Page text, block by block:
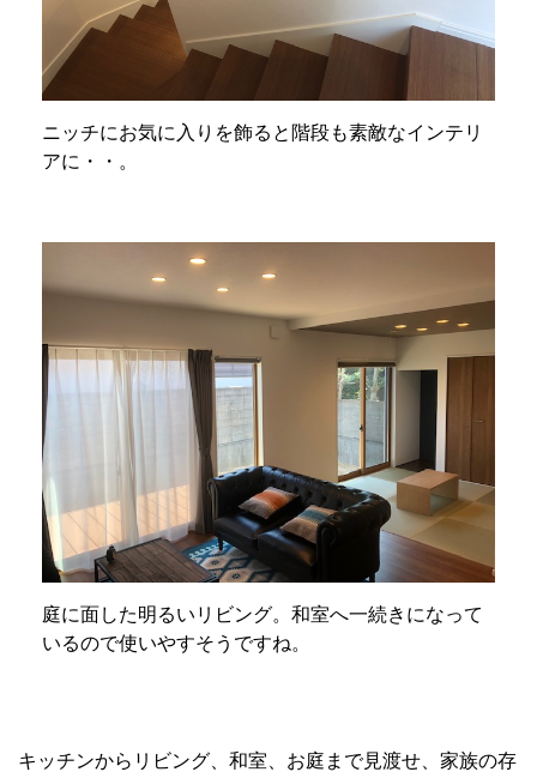
ニッチにお気に入りを飾ると階段も素敵なインテリ
アに・・。
庭に面した明るいリビング。和室へ一続きになって
いるので使いやすそうですね。
キッチンからリビング、和室、お庭まで見渡せ、家族の存